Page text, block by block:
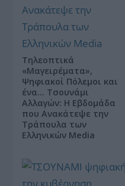
Τηλεοπτικά
«Μαγειρέματα»,
Ψηφιακοί Πόλεμοι και
ένα… Τσουνάμι
Αλλαγών: Η Εβδομάδα
που Ανακάτεψε την
Τράπουλα των
Ελληνικών Media